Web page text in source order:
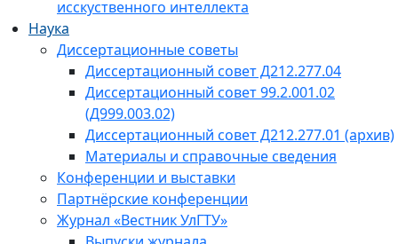
исскуственного интеллекта
Наука
Диссертационные советы
Диссертационный совет Д212.277.04
Диссертационный совет 99.2.001.02
(Д999.003.02)
Диссертационный совет Д212.277.01 (архив)
Материалы и справочные сведения
Конференции и выставки
Партнёрские конференции
Журнал «Вестник УлГТУ»